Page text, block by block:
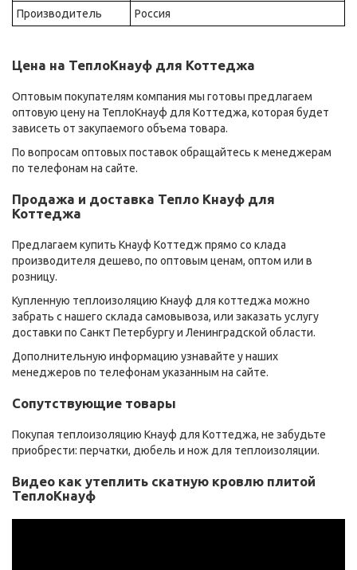
Производитель Россия
Цена на ТеплоКнауф для Коттеджа
Оптовым покупателям компания мы готовы предлагаем
оптовую цену на ТеплоКнауф для Коттеджа, которая будет
зависеть от закупаемого объема товара.
По вопросам оптовых поставок обращайтесь к менеджерам
по телефонам на сайте.
Продажа и доставка Тепло Кнауф для
Коттеджа
Предлагаем купить Кнауф Коттедж прямо со клада
производителя дешево, по оптовым ценам, оптом или в
розницу.
Купленную теплоизоляцию Кнауф для коттеджа можно
забрать с нашего склада самовывоза, или заказать услугу
доставки по Санкт Петербургу и Ленинградской области.
Дополнительную информацию узнавайте у наших
менеджеров по телефонам указанным на сайте.
Сопутствующие товары
Покупая теплоизоляцию Кнауф для Коттеджа, не забудьте
приобрести: перчатки, дюбель и нож для теплоизоляции.
Видео как утеплить скатную кровлю плитой
ТеплоКнауф